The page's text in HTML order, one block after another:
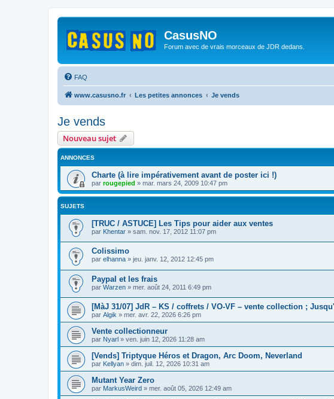
CasusNO
Forum avec de vrais morceaux de JDR dedans.
FAQ
www.casusno.fr Les petites annonces Je vends
Je vends
Nouveau sujet
ANNONCES
Charte (à lire impérativement avant de poster ici !)
par rougepied » mar. mars 24, 2009 10:47 pm
SUJETS
[TRUC / ASTUCE] Les Tips pour aider aux ventes
par Khentar » sam. nov. 17, 2012 11:07 pm
Colissimo
par elhanna » jeu. janv. 12, 2012 12:45 pm
Paypal et les frais
par Warzen » mer. août 24, 2011 6:49 pm
[MàJ 31/07] JdR – KS / coffrets / VO-VF – vente collection ;
par Algik » mer. avr. 22, 2026 6:26 pm
Vente collectionneur
par Nyarl » ven. juin 12, 2026 11:28 am
[Vends] Triptyque Héros et Dragon, Arc Doom, Neverland
par Kellyan » dim. juil. 12, 2026 10:31 am
Mutant Year Zero
par MarkusWeird » mer. août 05, 2026 12:49 am